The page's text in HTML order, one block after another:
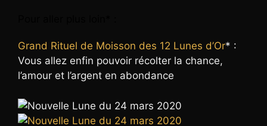
Grand Rituel de Moisson des 12 Lunes d’Or* :
Vous allez enfin pouvoir récolter la chance,
l’amour et l’argent en abondance